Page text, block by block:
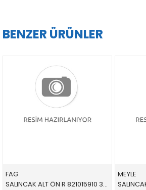
BENZER ÜRÜNLER
FAG
SALINCAK ALT ÖN R 821015910 31122341296 31122341296 E39 SAĞ 1996-2004
MEYLE